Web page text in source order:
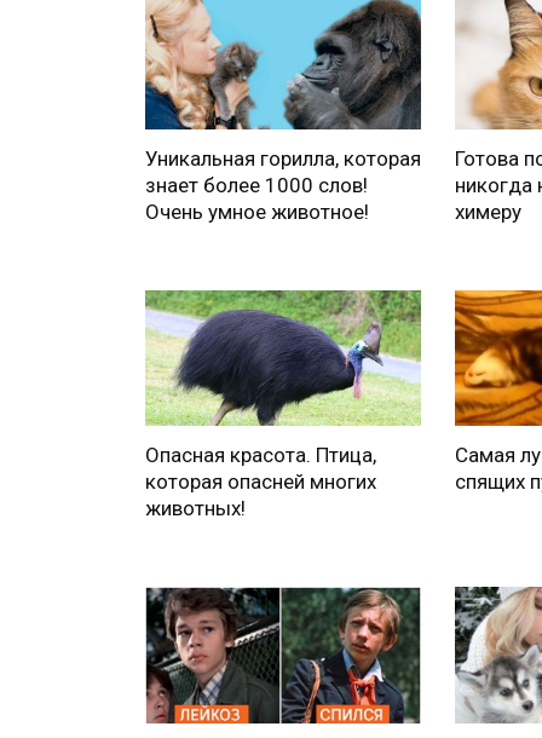
Уникальная горилла, которая
знает более 1000 слов!
Очень умное животное!
Готова
никогда
химеру
Опасная красота. Птица,
которая опасней многих
животных!
Самая
спящих